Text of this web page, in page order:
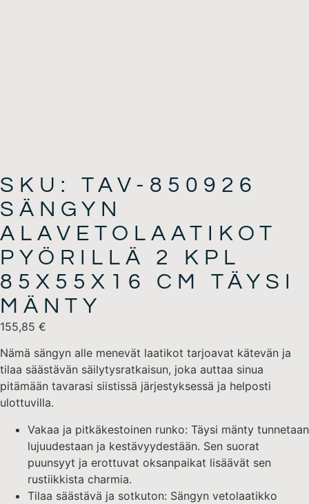
SKU: TAV-850926
SÄNGYN
ALAVETOLAATIKOT
PYÖRILLÄ 2 KPL
85X55X16 CM TÄYSI
MÄNTY
155,85 €
Nämä sängyn alle menevät laatikot tarjoavat kätevän ja
tilaa säästävän säilytysratkaisun, joka auttaa sinua
pitämään tavarasi siistissä järjestyksessä ja helposti
ulottuvilla.
Vakaa ja pitkäkestoinen runko: Täysi mänty tunnetaan
lujuudestaan ja kestävyydestään. Sen suorat
puunsyyt ja erottuvat oksanpaikat lisäävät sen
rustiikkista charmia.
Tilaa säästävä ja sotkuton: Sängyn vetolaatikko